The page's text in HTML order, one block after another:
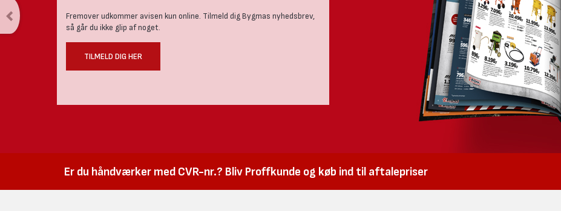
Fremover udkommer avisen kun online. Tilmeld dig Bygmas nyhedsbrev,
så går du ikke glip af noget.
TILMELD DIG HER
Er du håndværker med CVR-nr.? Bliv Proffkunde og køb ind til aftalepriser